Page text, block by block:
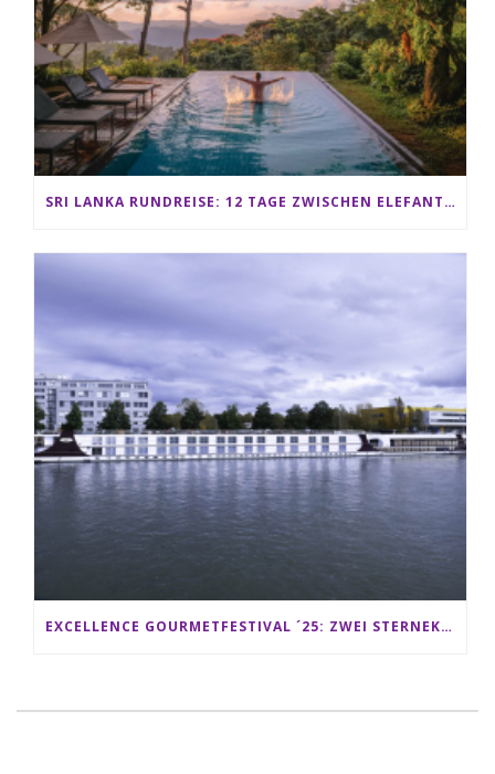
SRI LANKA RUNDREISE: 12 TAGE ZWISCHEN ELEFANTEN, TEEPLANTAGEN & STRAND ALS FAMILIE
EXCELLENCE GOURMETFESTIVAL ´25: ZWEI STERNEKÖCHE ANTONIO GUIDA & DARIO MORESCO VERWÖHNEN IHRE GÄSTE AUF EINER LUXERIÖSEN SCHIFFSREISE